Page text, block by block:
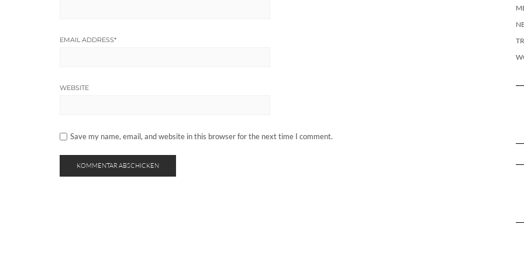
EMAIL ADDRESS*
WEBSITE
Save my name, email, and website in this browser for the next time I comment.